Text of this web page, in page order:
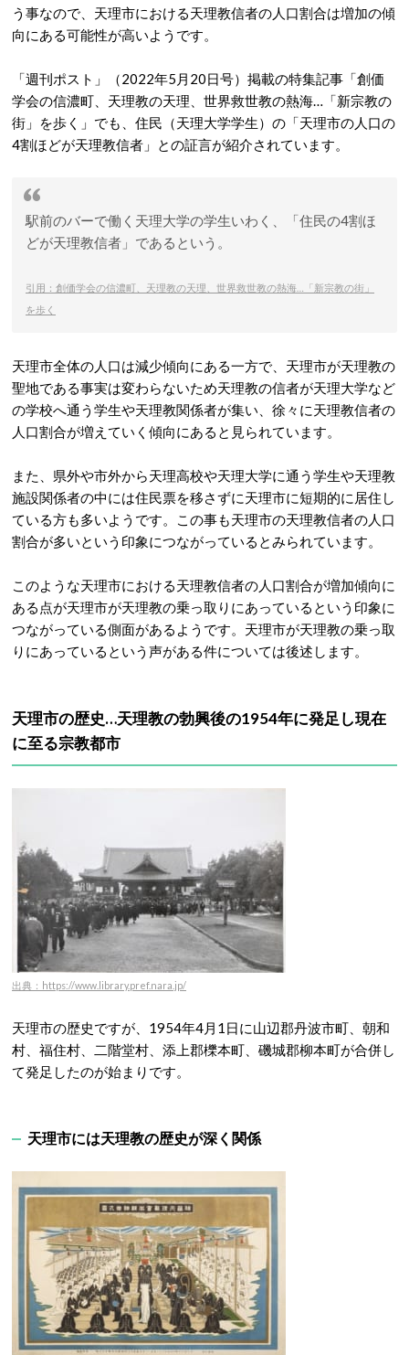
う事なので、天理市における天理教信者の人口割合は増加の傾
向にある可能性が高いようです。
「週刊ポスト」（2022年5月20日号）掲載の特集記事「創価
学会の信濃町、天理教の天理、世界救世教の熱海…「新宗教の
街」を歩く」でも、住民（天理大学学生）の「天理市の人口の
4割ほどが天理教信者」との証言が紹介されています。
駅前のバーで働く天理大学の学生いわく、「住民の4割ほ
どが天理教信者」であるという。
引用：創価学会の信濃町、天理教の天理、世界救世教の熱海…「新宗教の街」
を歩く
天理市全体の人口は減少傾向にある一方で、天理市が天理教の
聖地である事実は変わらないため天理教の信者が天理大学など
の学校へ通う学生や天理教関係者が集い、徐々に天理教信者の
人口割合が増えていく傾向にあると見られています。
また、県外や市外から天理高校や天理大学に通う学生や天理教
施設関係者の中には住民票を移さずに天理市に短期的に居住し
ている方も多いようです。この事も天理市の天理教信者の人口
割合が多いという印象につながっているとみられています。
このような天理市における天理教信者の人口割合が増加傾向に
ある点が天理市が天理教の乗っ取りにあっているという印象に
つながっている側面があるようです。天理市が天理教の乗っ取
りにあっているという声がある件については後述します。
天理市の歴史…天理教の勃興後の1954年に発足し現在
に至る宗教都市
出典：https://www.library.pref.nara.jp/
天理市の歴史ですが、1954年4月1日に山辺郡丹波市町、朝和
村、福住村、二階堂村、添上郡櫟本町、磯城郡柳本町が合併し
て発足したのが始まりです。
天理市には天理教の歴史が深く関係